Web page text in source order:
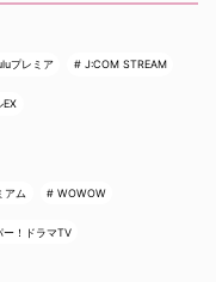
プレミア J:COM STREAM
EX
アム WOWOW
ー！ドラマTV